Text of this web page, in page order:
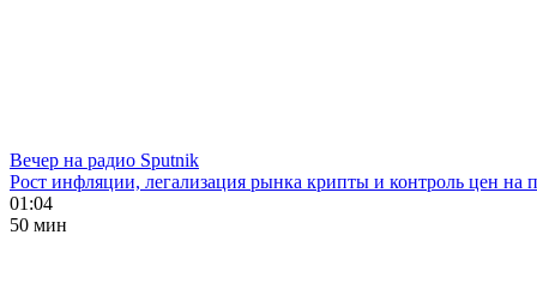
Вечер на радио Sputnik
Рост инфляции, легализация рынка крипты и контроль цен на
01:04
50 мин